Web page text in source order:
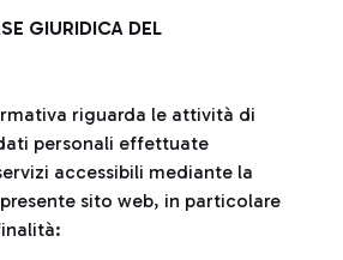
GIURIDICA DEL
riguarda le attività di
personali effettuate
accessibili mediante la
sito web, in particolare